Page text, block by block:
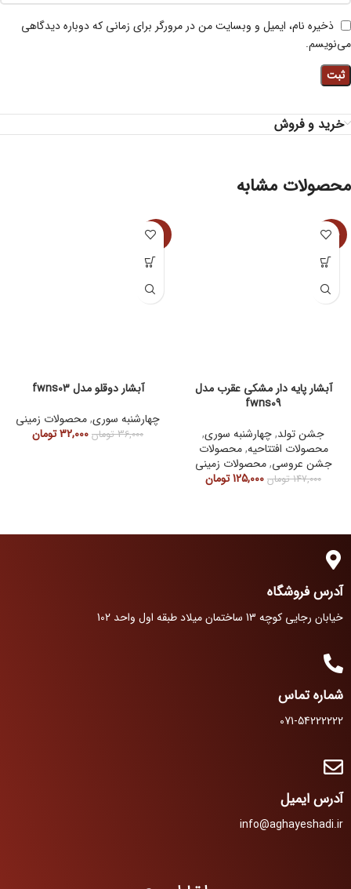
ذخیره نام، ایمیل و وبسایت من در مرورگر برای زمانی که دوباره دیدگاهی
می‌نویسم.
خرید و فروش
محصولات مشابه
-15%
آبشار پایه دار مشکی عقرب مدل
fwns09
جشن تولد,چهارشنبه سوری,
محصولات افتتاحیه,محصولات
جشن عروسی,محصولات زمینی
147,000 تومان 125,000تومان
-11%
آبشار دوقلو مدل fwns03
چهارشنبه سوری,محصولات زمینی
36,000 تومان 32,000تومان
آدرس فروشگاه
خیابان رجایی کوچه 13 ساختمان میلاد طبقه اول واحد 102
شماره تماس
071-54222222
آدرس ایمیل
info@aghayeshadi.ir